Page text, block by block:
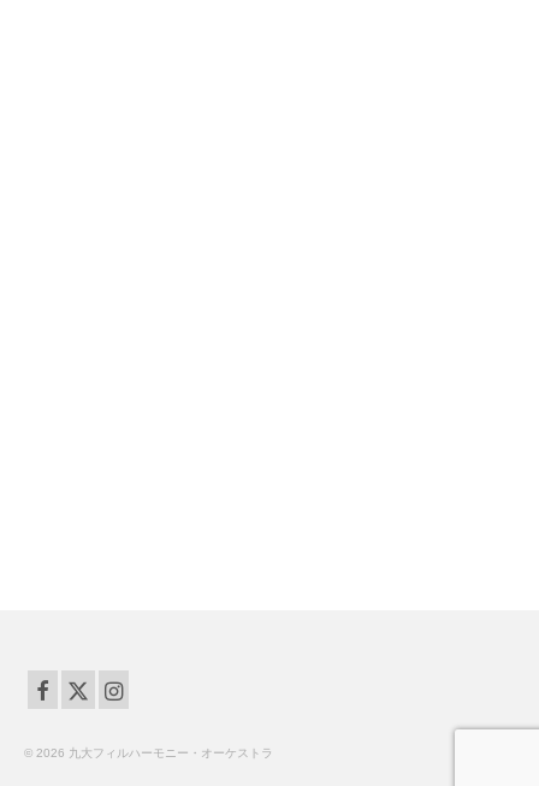
© 2026 九大フィルハーモニー・オーケストラ